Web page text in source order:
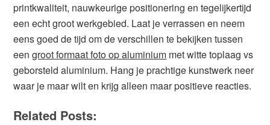
printkwaliteit, nauwkeurige positionering en tegelijkertijd
een echt groot werkgebied. Laat je verrassen en neem
eens goed de tijd om de verschillen te bekijken tussen
eengroot formaat foto op aluminium met witte toplaag vs
geborsteld aluminium. Hang je prachtige kunstwerk neer
waar je maar wilt en krijg alleen maar positieve reacties.
Related Posts: